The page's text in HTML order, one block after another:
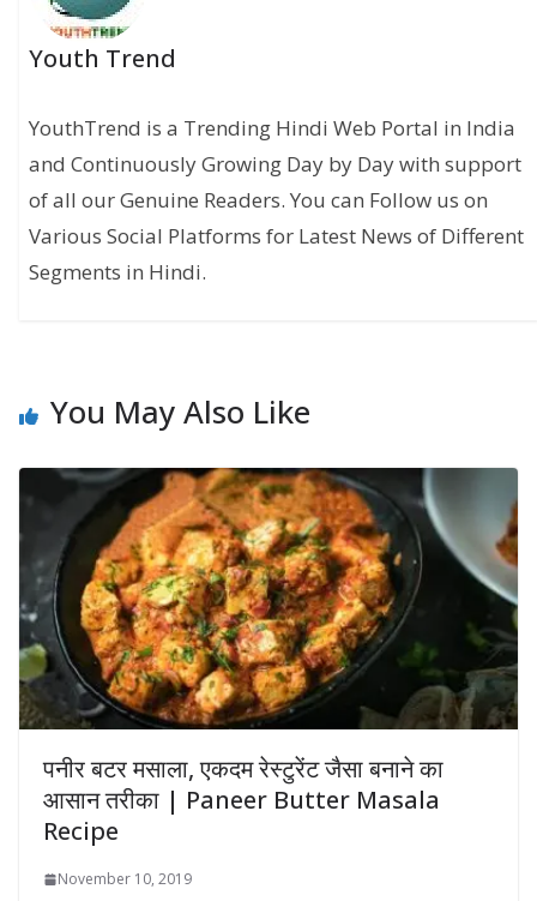
Youth Trend
YouthTrend is a Trending Hindi Web Portal in India
and Continuously Growing Day by Day with support
of all our Genuine Readers. You can Follow us on
Various Social Platforms for Latest News of Different
Segments in Hindi.
You May Also Like
पनीर बटर मसाला, एकदम रेस्टुरेंट जैसा बनाने का
आसान तरीका | Paneer Butter Masala
Recipe
November 10, 2019